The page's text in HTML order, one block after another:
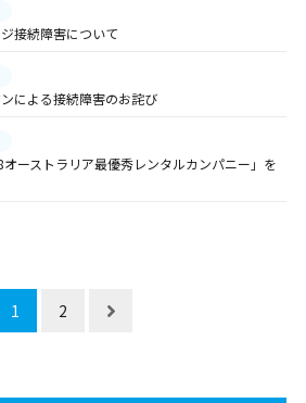
接続障害について
による接続障害のお詫び
ーストラリア最優秀レンタルカンパニー」を
1 2